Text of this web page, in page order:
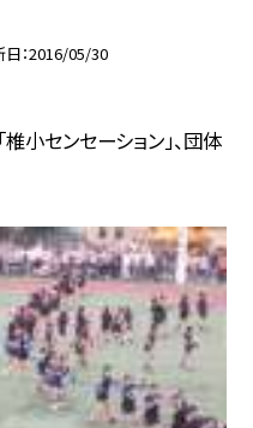
日 2016/05/30
小センセーション」、団体